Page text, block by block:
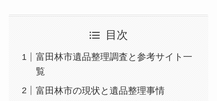
目次
富田林市遺品整理調査と参考サイト一
覧
富田林市の現状と遺品整理事情